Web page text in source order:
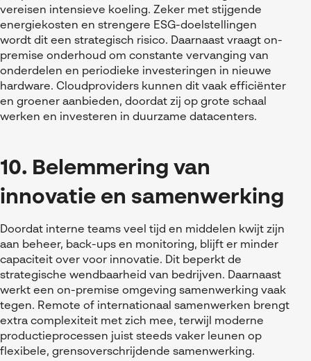
vereisen intensieve koeling. Zeker met stijgende
energiekosten en strengere ESG-doelstellingen
wordt dit een strategisch risico. Daarnaast vraagt on-
premise onderhoud om constante vervanging van
onderdelen en periodieke investeringen in nieuwe
hardware. Cloudproviders kunnen dit vaak efficiënter
en groener aanbieden, doordat zij op grote schaal
werken en investeren in duurzame datacenters.
10. Belemmering van
innovatie en samenwerking
Doordat interne teams veel tijd en middelen kwijt zijn
aan beheer, back-ups en monitoring, blijft er minder
capaciteit over voor innovatie. Dit beperkt de
strategische wendbaarheid van bedrijven. Daarnaast
werkt een on-premise omgeving samenwerking vaak
tegen. Remote of internationaal samenwerken brengt
extra complexiteit met zich mee, terwijl moderne
productieprocessen juist steeds vaker leunen op
flexibele, grensoverschrijdende samenwerking.